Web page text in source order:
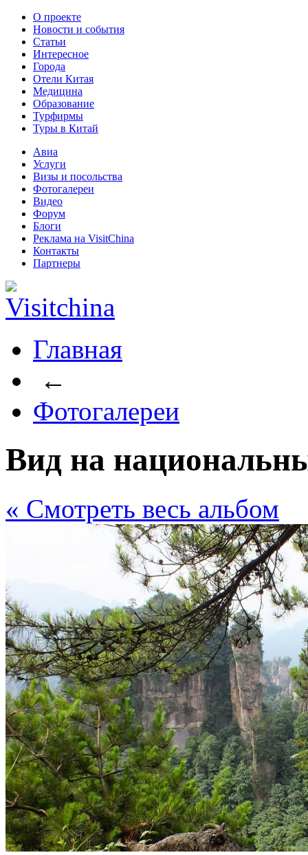
О проекте
Новости и события
Статьи
Интересное
Города
Отели Китая
Медицина
Образование
Турфирмы
Туры в Китай
Авиа
Услуги
Визы и посольства
Фотогалереи
Видео
Форум
Блоги
Реклама на VisitChina
Контакты
Партнеры
Главная
←
Фотогалереи
Вид на
« Cмотреть весь альбом